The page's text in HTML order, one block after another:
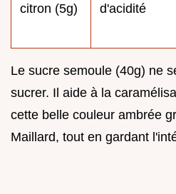
citron (5g)
d'acidité
Le sucre semoule (40g) ne
sucrer. Il aide à la
cette belle couleur ambrée
Maillard, tout en gardant